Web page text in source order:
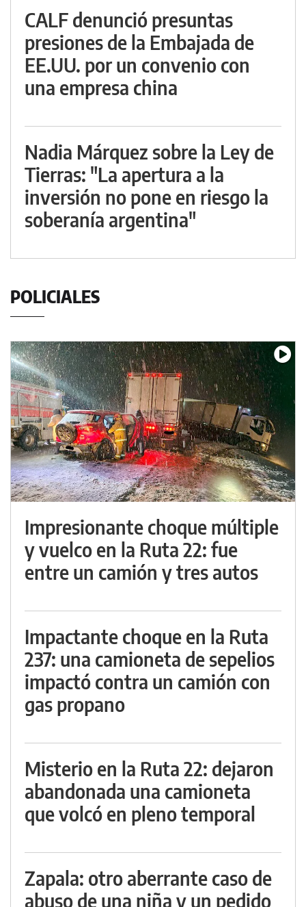
CALF denunció presuntas
presiones de la Embajada de
EE.UU. por un convenio con
una empresa china
Nadia Márquez sobre la Ley de
Tierras: "La apertura a la
inversión no pone en riesgo la
soberanía argentina"
POLICIALES
Impresionante choque múltiple
y vuelco en la Ruta 22: fue
entre un camión y tres autos
Impactante choque en la Ruta
237: una camioneta de sepelios
impactó contra un camión con
gas propano
Misterio en la Ruta 22: dejaron
abandonada una camioneta
que volcó en pleno temporal
Zapala: otro aberrante caso de
abuso de una niña y un pedido